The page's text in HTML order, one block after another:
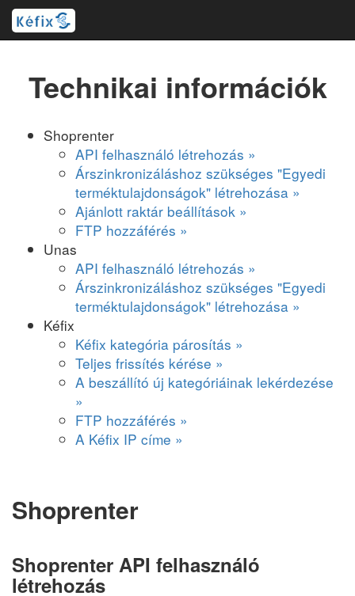
Technikai információk
Shoprenter
API felhasználó létrehozás »
Árszinkronizáláshoz szükséges "Egyedi
terméktulajdonságok" létrehozása »
Ajánlott raktár beállítások »
FTP hozzáférés »
Unas
API felhasználó létrehozás »
Árszinkronizáláshoz szükséges "Egyedi
terméktulajdonságok" létrehozása »
Kéfix
Kéfix kategória párosítás »
Teljes frissítés kérése »
A beszállító új kategóriáinak lekérdezése
»
FTP hozzáférés »
A Kéfix IP címe »
Shoprenter
Shoprenter API felhasználó
létrehozás